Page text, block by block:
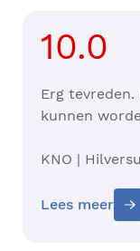
10.0
Erg
kunnen
KNO |
Lees meer